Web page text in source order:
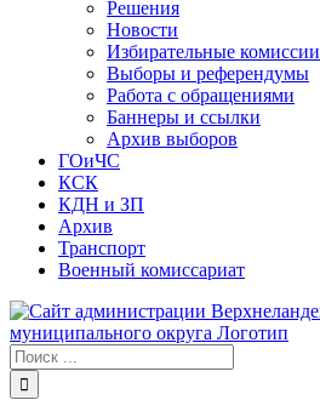
Решения
Новости
Избирательные комиссии
Выборы и референдумы
Работа с обращениями
Баннеры и ссылки
Архив выборов
ГОиЧС
КСК
КДН и ЗП
Архив
Транспорт
Военный комиссариат
Результат
поиска: